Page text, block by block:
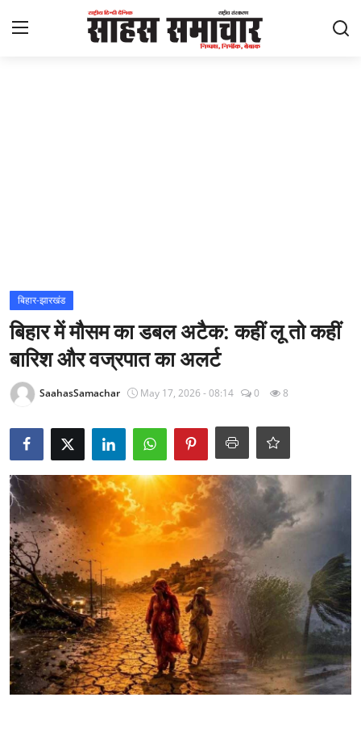
राज्य
अंतराष्ट्रीय
Epaper
धर्म
लाइफस्टाइल
टेक
बिहार-झारखंड
बिहार में मौसम का डबल अटैक: कहीं लू तो कहीं
बारिश और वज्रपात का अलर्ट
SaahasSamachar May 17, 2026 - 08:14 0 8